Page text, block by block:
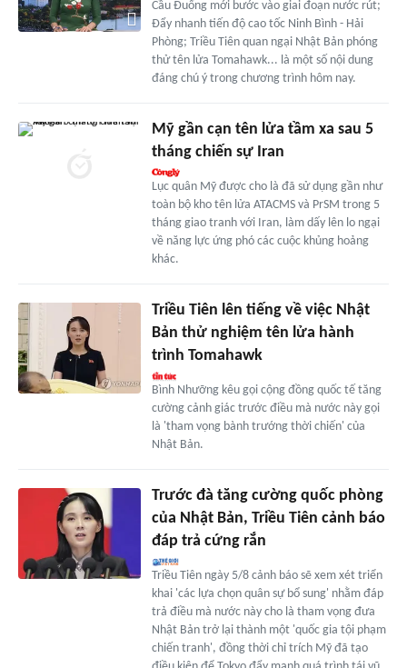
Cầu Đuống mới bước vào giai đoạn nước rút;
Đẩy nhanh tiến độ cao tốc Ninh Bình - Hải
Phòng; Triều Tiên quan ngại Nhật Bản phóng
thử tên lửa Tomahawk... là một số nội dung
đáng chú ý trong chương trình hôm nay.
Mỹ gần cạn tên lửa tầm xa sau 5
tháng chiến sự Iran
Lục quân Mỹ được cho là đã sử dụng gần như
toàn bộ kho tên lửa ATACMS và PrSM trong 5
tháng giao tranh với Iran, làm dấy lên lo ngại
về năng lực ứng phó các cuộc khủng hoảng
khác.
Triều Tiên lên tiếng về việc Nhật
Bản thử nghiệm tên lửa hành
trình Tomahawk
Bình Nhưỡng kêu gọi cộng đồng quốc tế tăng
cường cảnh giác trước điều mà nước này gọi
là 'tham vọng bành trướng thời chiến' của
Nhật Bản.
Trước đà tăng cường quốc phòng
của Nhật Bản, Triều Tiên cảnh báo
đáp trả cứng rắn
Triều Tiên ngày 5/8 cảnh báo sẽ xem xét triển
khai 'các lựa chọn quân sự bổ sung' nhằm đáp
trả điều mà nước này cho là tham vọng đưa
Nhật Bản trở lại thành một 'quốc gia tội phạm
chiến tranh', đồng thời chỉ trích Mỹ đã tạo